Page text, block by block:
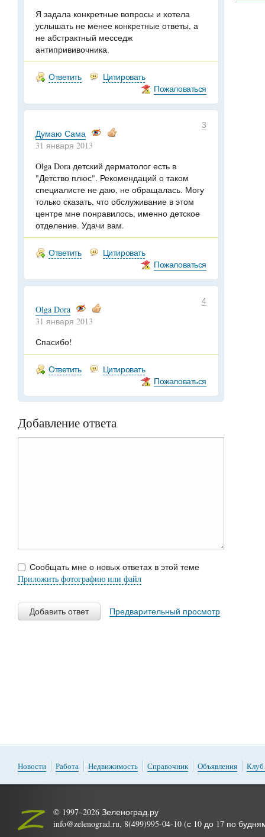
Я задала конкретные вопросы и хотела
услышать не менее конкретные ответы, а
не абстрактный месседж
антипрививочника.
Ответить
Цитировать
Пожаловаться
3
Думаю Сама
31 января 2013
Olga Dora детский дерматолог есть в
"Детство плюс". Рекомендаций о таком
специалисте не даю, не обращалась. Могу
только сказать, что обслуживание в этом
центре мне понравилось, именно детское
отделение. Удачи вам.
Ответить
Цитировать
Пожаловаться
4
Olga Dora
31 января 2013
Спасибо!
Ответить
Цитировать
Пожаловаться
Добавление ответа
Сообщать мне о новых ответах в этой теме
Приложить фотографию или файл
Добавить ответ Предварительный просмотр
Новости Работа Недвижимость Справочник Объявления Клуб
© 1997–2026 Зеленоград.ру
info@zelenograd.ru, 8(499)995-04-10 (с 10 до 17 по